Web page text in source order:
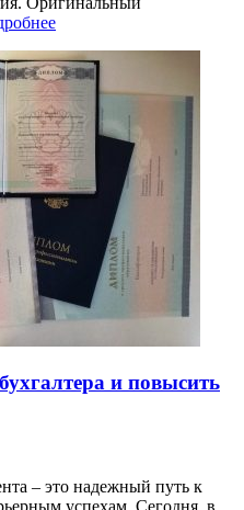
и повысить
– это надежный путь к
успехам. Сегодня, в